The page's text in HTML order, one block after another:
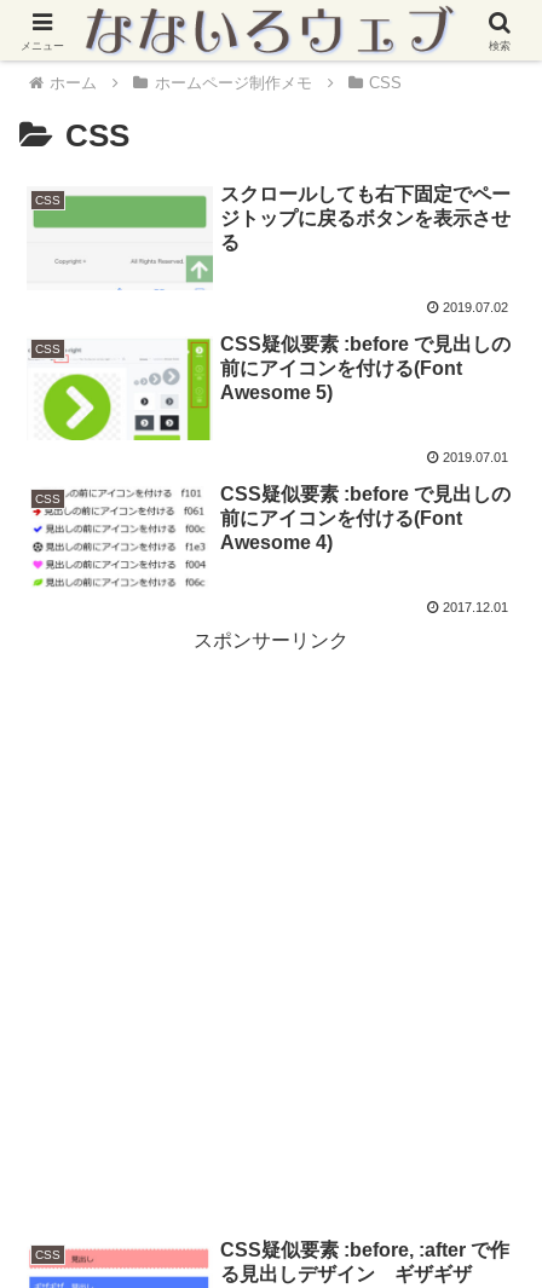
ホーム ホームページ制作メモ CSS
CSS
CSS
スクロールしても右下固定でペー
ジトップに戻るボタンを表示させ
る
2019.07.02
CSS
CSS疑似要素 :before で見出しの
前にアイコンを付ける(Font
Awesome 5)
2019.07.01
CSS
CSS疑似要素 :before で見出しの
前にアイコンを付ける(Font
Awesome 4)
2017.12.01
スポンサーリンク
CSS
CSS疑似要素 :before, :after で作
る見出しデザイン ギザギザ
メニュー 検索